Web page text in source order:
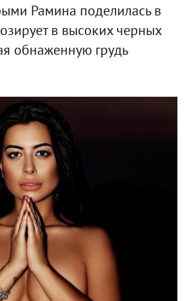
Рамина поделилась в
в высоких черных
обнаженную грудь